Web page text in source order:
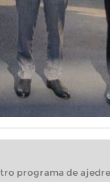
programa de